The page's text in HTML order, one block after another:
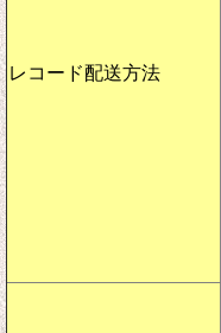
レコード配送方法